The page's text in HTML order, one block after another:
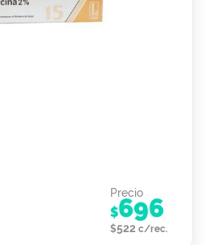
Precio
$696
$522 c/rec.